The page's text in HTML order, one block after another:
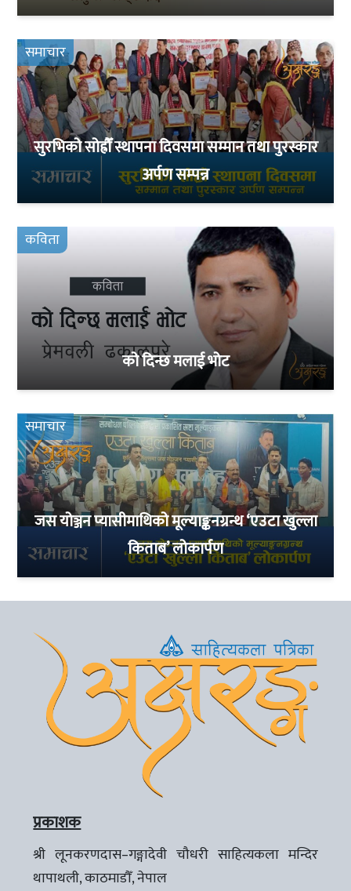
समाचार
सुरभिको सोह्रौँ स्थापना दिवसमा सम्मान तथा पुरस्कार
अर्पण सम्पन्न
कविता
को दिन्छ मलाई भोट
समाचार
जस योञ्जन प्यासीमाथिको मूल्याङ्कनग्रन्थ ‘एउटा खुल्ला
किताब’ लोकार्पण
प्रकाशक
श्री लूनकरणदास–गङ्गादेवी चौधरी साहित्यकला मन्दिर
थापाथली, काठमाडौँ, नेपाल